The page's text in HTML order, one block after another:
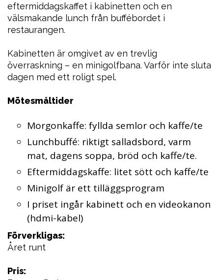
eftermiddagskaffet i kabinetten och en
välsmakande lunch från buffébordet i
restaurangen.
Kabinetten är omgivet av en trevlig
överraskning – en minigolfbana. Varför inte sluta
dagen med ett roligt spel.
Mötesmåltider
Morgonkaffe: fyllda semlor och kaffe/te
Lunchbuffé: riktigt salladsbord, varm
mat, dagens soppa, bröd och kaffe/te.
Eftermiddagskaffe: litet sött och kaffe/te
Minigolf är ett tilläggsprogram
I priset ingår kabinett och en videokanon
(hdmi-kabel)
Förverkligas:
Året runt
Pris: